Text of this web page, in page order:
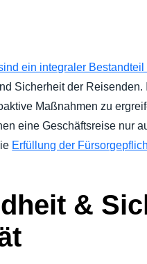
OPTIMIERUNG
ein integraler
Sicherheit der
Maßnahmen zu
eine Geschäftsreise nur
Erfüllung der
&